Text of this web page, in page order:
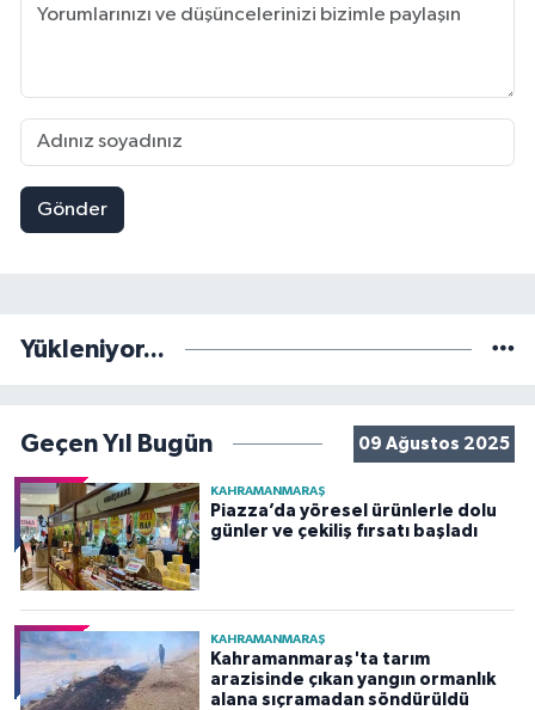
Gönder
Yükleniyor...
Geçen Yıl Bugün 09 Ağustos 2025
KAHRAMANMARAŞ
Piazza’da yöresel ürünlerle dolu
günler ve çekiliş fırsatı başladı
KAHRAMANMARAŞ
Kahramanmaraş'ta tarım
arazisinde çıkan yangın ormanlık
alana sıçramadan söndürüldü